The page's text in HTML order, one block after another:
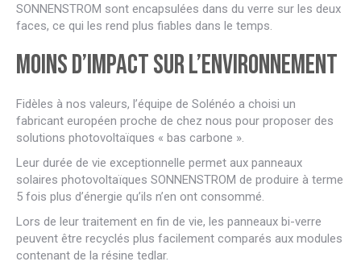
SONNENSTROM sont encapsulées dans du verre sur les deux
faces, ce qui les rend plus fiables dans le temps.
Moins d’impact sur l’environnement
Fidèles à nos valeurs, l’équipe de Solénéo a choisi un
fabricant européen proche de chez nous pour proposer des
solutions photovoltaïques « bas carbone ».
Leur durée de vie exceptionnelle permet aux panneaux
solaires photovoltaïques SONNENSTROM de produire à terme
5 fois plus d’énergie qu’ils n’en ont consommé.
Lors de leur traitement en fin de vie, les panneaux bi-verre
peuvent être recyclés plus facilement comparés aux modules
contenant de la résine tedlar.